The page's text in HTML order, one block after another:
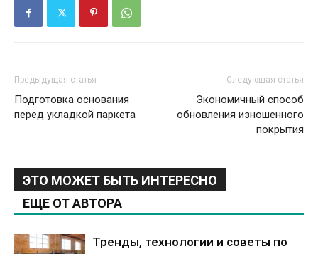
Предыдущая статья
Подготовка основания
перед укладкой паркета
Следующая статья
Экономичный способ
обновления изношенного
покрытия
ЭТО МОЖЕТ БЫТЬ ИНТЕРЕСНО
ЕЩЕ ОТ АВТОРА
Тренды, технологии и советы по